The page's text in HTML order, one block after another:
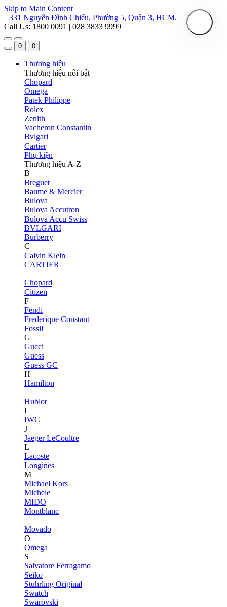
Skip to Main Content
331 Nguyễn Đình Chiểu, Phường 5, Quận 3, HCM.
Call Us: 1800 0091 | 028 3833 9999
0 0
Thương hiệu
Thương hiệu nổi bật
Chopard
Omega
Patek Philippe
Rolex
Zenith
Vacheron Constantin
Bvlgari
Cartier
Phụ kiện
Thương hiệu A-Z
B
Breguet
Baume & Mercier
Bulova
Bulova Accutron
Bulova Accu Swiss
BVLGARI
Burberry
C
Calvin Klein
CARTIER
Chopard
Citizen
F
Fendi
Frederique Constant
Fossil
G
Gucci
Guess
Guess GC
H
Hamilton
Hublot
I
IWC
J
Jaeger LeCoultre
L
Lacoste
Longines
M
Michael Kors
Michele
MIDO
Montblanc
Movado
O
Omega
S
Salvatore Ferragamo
Seiko
Stuhrling Original
Swatch
Swarovski